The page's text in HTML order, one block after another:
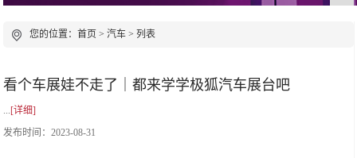
您的位置：首页 >汽车 > 列表
看个车展娃不走了｜都来学学极狐汽车展台吧
...[详细]
发布时间：2023-08-31